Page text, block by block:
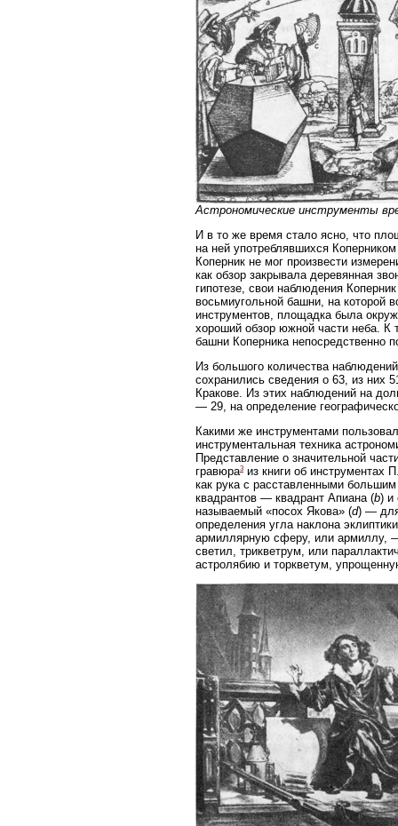
Астрономические инструменты
И в то же время стало ясно, что
на ней употреблявшихся
Коперник не мог произвести
как обзор закрывала деревянная
гипотезе, свои наблюдения
восьмиугольной башни, на которой
инструментов, площадка была
хороший обзор южной части неба. К
башни Коперника непосредственно
Из большого количества
сохранились сведения о 63, из
Кракове. Из этих наблюдений на
— 29, на определение
Какими же инструментами
инструментальная техника
Представление о значительной
гравюра3 из книги об инструментах
как рука с расставленными
квадрантов — квадрант Апиана (b) и
называемый «посох Якова» (d) — для
определения угла наклона
армиллярную сферу, или армиллу, —
светил, трикветрум, или
астролябию и торкветум,